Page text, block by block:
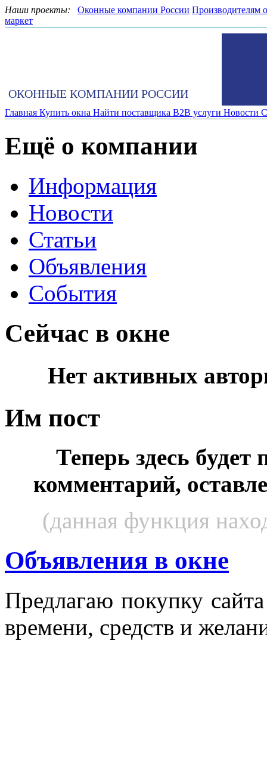
Наши проекты: Оконные компании России Производителям
маркет
ОКОННЫЕ КОМПАНИИ РОССИИ
Главная Купить окна Найти поставщика B2B услуги Новости
Ещё о компании
Информация
Новости
Статьи
Объявления
События
Сейчас в окне
Нет активных
Им пост
Теперь здесь будет
комментарий,
(данная функция
Объявления в окне
Пред­ла­гаю по­куп­ку
вре­мени, средств и